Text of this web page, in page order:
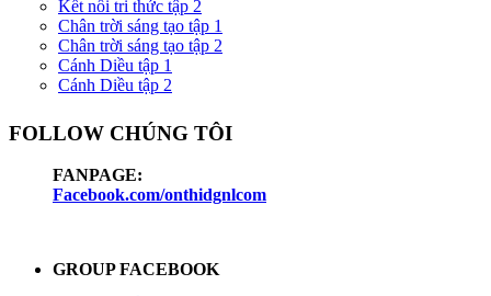
Kết nối tri thức tập 2
Chân trời sáng tạo tập 1
Chân trời sáng tạo tập 2
Cánh Diều tập 1
Cánh Diều tập 2
FOLLOW CHÚNG TÔI
FANPAGE:
Facebook.com/onthidgnlcom
GROUP FACEBOOK